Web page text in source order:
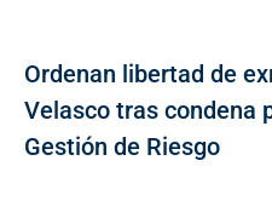
Ordenan libertad de
Velasco tras condena
Gestión de Riesgo